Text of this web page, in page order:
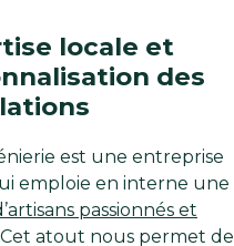
locale et
des
est une entreprise
emploie en interne une
passionnés et
Cet atout nous permet de